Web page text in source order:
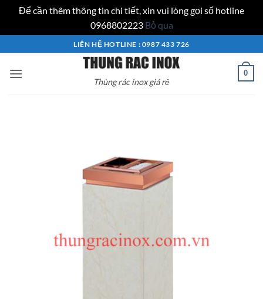
Để cần thêm thông tin chi tiết, xin vui lòng gọi số hotline
0968802223 Bỏ qua
qua
nội
LIÊN HỆ HOTLINE : 0987 433 726
Thùng rác inox giá rẻ
0